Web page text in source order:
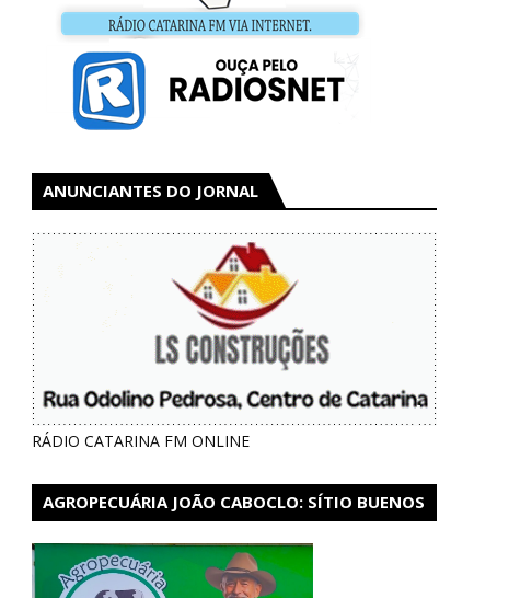
ANUNCIANTES DO JORNAL
RÁDIO CATARINA FM ONLINE
AGROPECUÁRIA JOÃO CABOCLO: SÍTIO BUENOS